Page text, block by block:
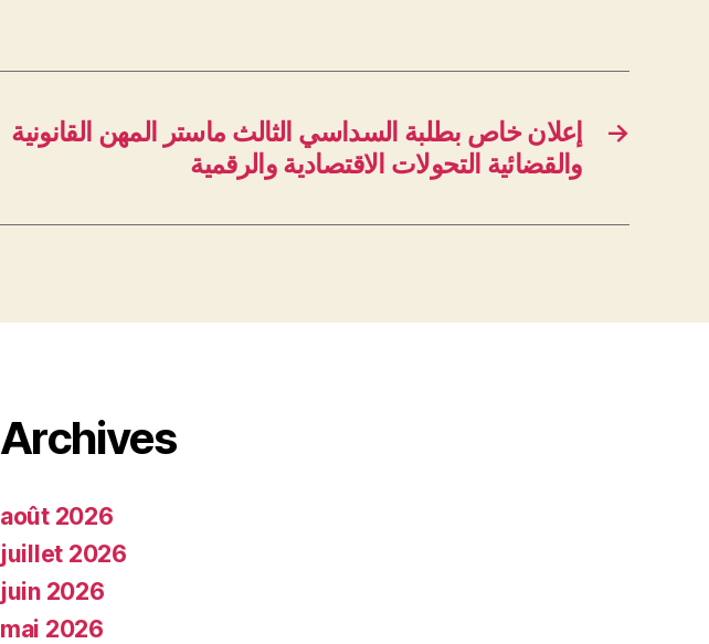
→
إعلان خاص بطلبة السداسي الثالث ماستر المهن القانونية
والقضائية التحولات الاقتصادية والرقمية
Archives
août 2026
juillet 2026
juin 2026
mai 2026